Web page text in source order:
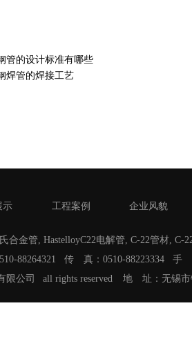
管的设计标准有哪些
焊管的焊接工艺
示 工程案例 企业风貌
合金管, HastelloyC22电解管, C-22管材, C-
88264321 传 真：0510-88223334 手
限公司 all rights reserved 地 址：无锡